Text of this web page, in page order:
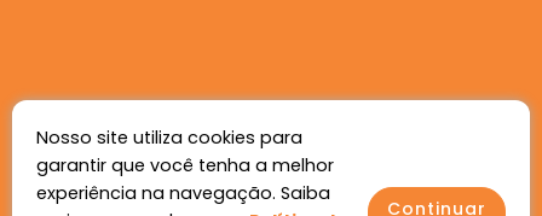
Nosso site utiliza cookies para
garantir que você tenha a melhor
experiência na navegação. Saiba
Continuar